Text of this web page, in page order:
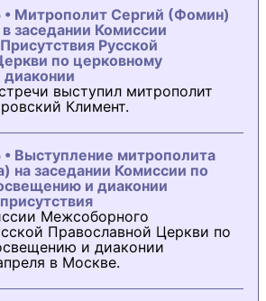
• Митрополит Сергий (Фомин)
заседании Комиссии
Русской
по церковному
выступил митрополит
Климент.
Выступление митрополита
на заседании Комиссии по
и диаконии
Межсоборного
Православной Церкви по
и диаконии
в Москве.